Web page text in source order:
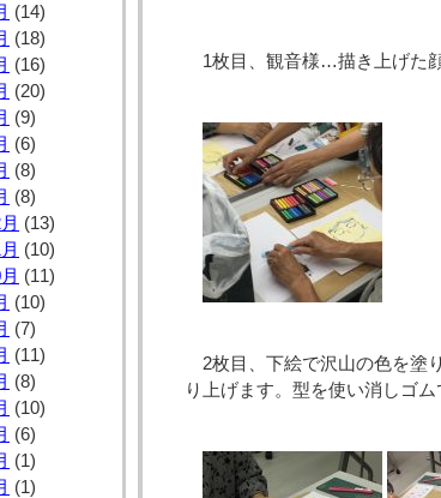
(14)
(18)
(16)
(20)
(9)
(6)
(8)
(8)
(13)
(10)
(11)
(10)
(7)
(11)
(8)
(10)
(6)
(1)
(1)
1枚目、観音様…描き上げた
2枚目、下絵で沢山の色を塗
り上げます。型を使い消しゴ